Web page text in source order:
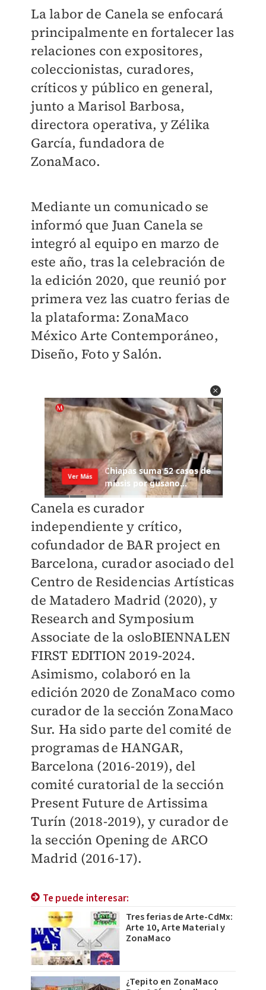
La labor de Canela se enfocará
principalmente en fortalecer las
relaciones con expositores,
coleccionistas, curadores,
críticos y público en general,
junto a Marisol Barbosa,
directora operativa, y Zélika
García, fundadora de
ZonaMaco.
Mediante un comunicado se
informó que Juan Canela se
integró al equipo en marzo de
este año, tras la celebración de
la edición 2020, que reunió por
primera vez las cuatro ferias de
la plataforma: ZonaMaco
México Arte Contemporáneo,
Diseño, Foto y Salón.
Canela es curador
independiente y crítico,
cofundador de BAR project en
Barcelona, curador asociado del
Centro de Residencias Artísticas
de Matadero Madrid (2020), y
Research and Symposium
Associate de la osloBIENNALEN
FIRST EDITION 2019-2024.
Asimismo, colaboró en la
edición 2020 de ZonaMaco como
curador de la sección ZonaMaco
Sur. Ha sido parte del comité de
programas de HANGAR,
Barcelona (2016-2019), del
comité curatorial de la sección
Present Future de Artissima
Turín (2018-2019), y curador de
la sección Opening de ARCO
Madrid (2016-17).
Te puede interesar:
Tres ferias de Arte-CdMx:
Arte 10, Arte Material y
ZonaMaco
¿Tepito en ZonaMaco